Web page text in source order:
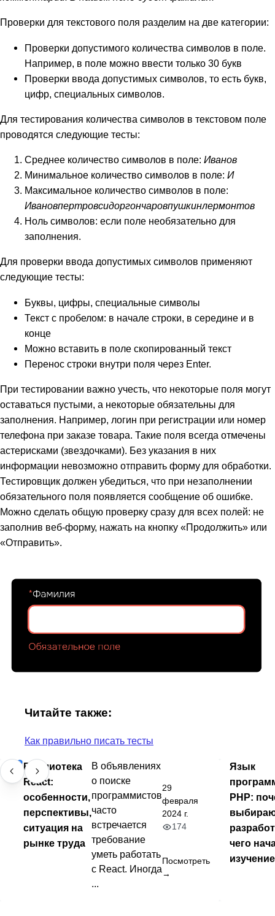
Проверки для текстового поля разделим на две категории:
Проверки допустимого количества символов в поле.
Например, в поле можно ввести только 30 букв
Проверки ввода допустимых символов, то есть букв,
цифр, специальных символов.
Для тестирования количества символов в текстовом поле
проводятся следующие тесты:
Среднее количество символов в поле: Иванов
Минимальное количество символов в поле: И
Максимальное количество символов в поле:
Ивановпертровсидоргончаровпушкинлермонтов
Ноль символов: если поле необязательно для
заполнения.
Для проверки ввода допустимых символов применяют
следующие тесты:
Буквы, цифры, специальные символы
Текст с пробелом: в начале строки, в середине и в
конце
Можно вставить в поле скопированный текст
Перенос строки внутри поля через Enter.
При тестировании важно учесть, что некоторые поля могут
оставаться пустыми, а некоторые обязательны для
заполнения. Например, логин при регистрации или номер
телефона при заказе товара. Такие поля всегда отмечены
астерисками (звездочками). Без указания в них
информации невозможно отправить форму для обработки.
Тестировщик должен убедиться, что при незаполнении
обязательного поля появляется сообщение об ошибке.
Можно сделать общую проверку сразу для всех полей: не
заполнив веб-форму, нажать на кнопку «Продолжить» или
«Отправить».
Читайте также:
Как правильно писать тесты
Библиотека
React:
особенности,
перспективы,
ситуация на
рынке труда
В объявлениях
о поиске
программистов
часто
встречается
требование
уметь работать
с React. Иногда
...
29
февраля
2024 г.
174
Посмотреть
→
Язык
PHP:
чего
изучение